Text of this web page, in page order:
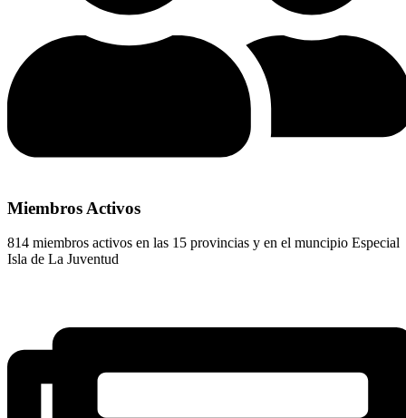
Miembros Activos
814 miembros activos en las 15 provincias y en el muncipio Especial
Isla de La Juventud